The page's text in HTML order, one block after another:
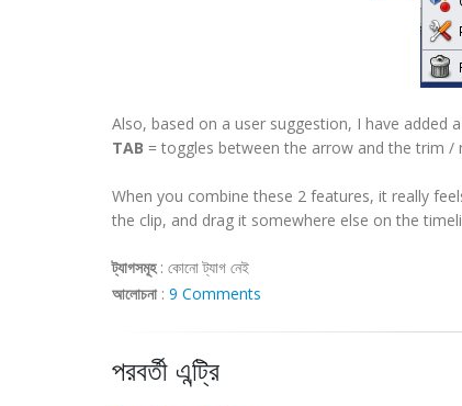
Also, based on a user suggestion, I have added
TAB = toggles between the arrow and the trim /
When you combine these 2 features, it really
the clip, and drag it somewhere else on the
ট্যাগসমূহ: কোনো ট্যাগ নেই
আলোচনা: 9 Comments
পরবর্তী এন্ট্রি